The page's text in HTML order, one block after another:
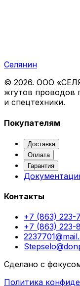
Селянин
© 2026. ООО
жгутов проводов
и спецтехники.
Покупателям
Доставка
Оплата
Гарантия
Контакты
+7 (863) 223-
+7 (863) 223-
Сделано с
Политика